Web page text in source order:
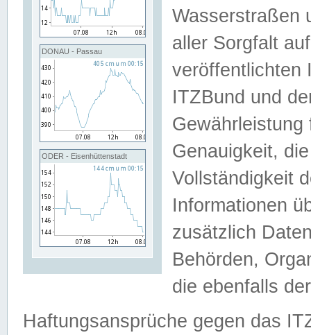
DONAU - Passau
ODER - Eisenhüttenstadt
Wasserstraßen
aller Sorgfalt
veröffentlichten
ITZBund und
Genauigkeit,
Vollständigkeit
Informationen
zusätzlich
Behörden,
die ebenfalls
Haftungsansprüche gegen das